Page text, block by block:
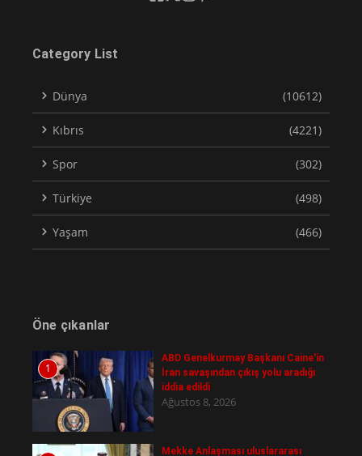
Category List
Dünya (10612)
Kıbrıs (4221)
Spor (302)
Türkiye (498)
Yaşam (466)
Öne çıkanlar
1
ABD Genelkurmay Başkanı Caine'in
İran savaşından çıkış yolu aradığı
iddia edildi
Ağustos 8, 2026
Mekke Anlaşması uluslararası